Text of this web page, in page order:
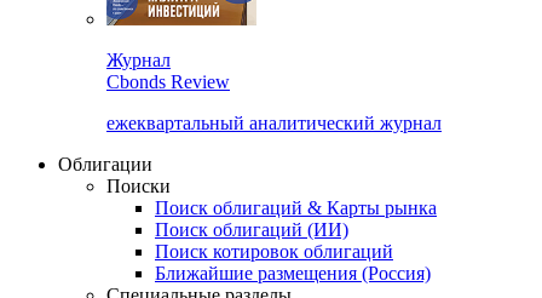
Журнал
Cbonds Review
ежеквартальный аналитический журнал
Облигации
Поиски
Поиск облигаций & Карты рынка
Поиск облигаций (ИИ)
Поиск котировок облигаций
Ближайшие размещения (Россия)